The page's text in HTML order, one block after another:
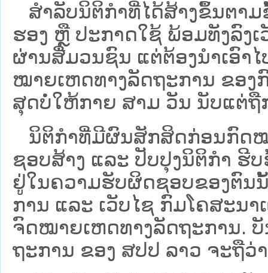
ສໍາລັບນິຕິກໍາທີ່ໄດ້ສ້າງຂຶ້ນຕາ
ຮອງ ຫຼື ປະກາດໃຊ້ ພ້ອມທັງລົງ
ຜ່ານສື່ມວນຊົນ ແຕ່ຕ້ອງນໍາເອົາ
ໝາຍ​ເຫດ​ທາງ​ລັດ​ຖະ​ການ​ ຂອ
ສຸດບໍ່ໃຫ້ກາຍ ສາມ ວັນ ນັບແຕ່ຖື
ນິ​ຕິ​ກຳ​ທີ່​ມີ​ຜົນ​ສັກ​ສິດ​ກ່ອນ​ກົດ​ໝ
ຊອບ​ສ້າງ ແລະ ປັບ​ປຸງນິ​ຕິ​ກຳ ຮີ
ຢູ່ໃນຄວາມຮັບຜິດຊອບຂອງຕົນ
ການ ແລະ ເວັບໄຊ​ ກົມໂຄສະນ
ຈົດໝາຍເຫດທາງລັດຖະການ.
ຖະ​ການ ຂອງ ສປ​ປ ລາວ ​ຈະຖື​